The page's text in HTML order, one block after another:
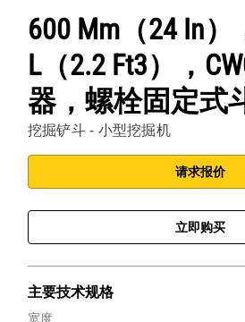
600 Mm（24 In）
L（2.2 Ft3），
器，螺栓固定式
挖掘铲斗 - 小型挖掘机
请求报价
立即购买
主要技术规格
宽度